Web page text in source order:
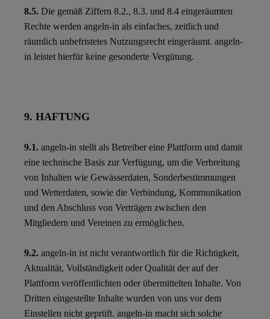
8.5. Die gemäß Ziffern 8.2., 8.3. und 8.4 eingeräumten
Rechte werden angeln-in als einfaches, zeitlich und
räumlich unbefristetes Nutzungsrecht eingeräumt. angeln-
in leistet hierfür keine gesonderte Vergütung.
9. HAFTUNG
9.1. angeln-in stellt als Betreiber eine Plattform und damit
eine technische Basis zur Verfügung, um die Verbreitung
von Inhalten wie Gewässerdaten, Sonderbestimmungen
und Wetterdaten, sowie die Verbindung, Kommunikation
und den Abschluss von Verträgen zwischen den
Mitgliedern und Vereinen zu ermöglichen.
9.2. angeln-in ist nicht verantwortlich für die Richtigkeit,
Aktualität, Vollständigkeit oder Qualität der auf der
Plattform veröffentlichten oder übermittelten Inhalte. Von
Dritten eingestellte Inhalte wurden von uns vor dem
Einstellen nicht geprüft. angeln-in macht sich solche